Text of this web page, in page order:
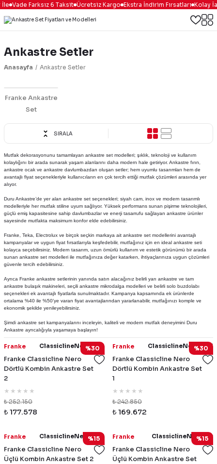
Vade Farksız 6 Taksit Ücretsiz Kargo Ekstra İndirim Fırsatları Kolay
Ankastre Setler
Anasayfa Ankastre Setler
Franke Ankastre
Set
SIRALA
Mutfak dekorasyonunu tamamlayan ankastre set modelleri; şıklık, teknoloji ve kullanım
kolaylığını bir arada sunarak yaşam alanlarını daha modern hale getiriyor. Ankastre fırın,
ankastre ocak ve ankastre davlumbazdan oluşan setler; hem uyumlu tasarımları hem de
avantajlı fiyat seçenekleriyle kullanıcıların en çok tercih ettiği mutfak çözümleri arasında yer
alıyor.
Duru Ankastre’de yer alan ankastre set seçenekleri; siyah cam, inox ve modern tasarımlı
modelleriyle her mutfak stiline uyum sağlıyor. Yüksek performans sunan pişirme teknolojileri,
güçlü emiş kapasitesine sahip davlumbazlar ve enerji tasarrufu sağlayan ankastre ürünler
sayesinde mutfakta maksimum konfor elde edebilirsiniz.
Franke, Teka, Electrolux ve birçok seçkin markaya ait ankastre set modellerini avantajlı
kampanyalar ve uygun fiyat fırsatlarıyla keşfedebilir, mutfağınız için en ideal ankastre seti
kolayca seçebilirsiniz. Modern tasarım, uzun ömürlü kullanım ve estetik görünümü bir arada
sunan ankastre set modelleri ile mutfağınıza değer katarken, ihtiyaçlarınıza uygun çözümleri
güvenle tercih edebilirsiniz.
Ayrıca Franke ankastre setlerinin yanında satın alacağınız belirli yarı ankastre ve tam
ankastre bulaşık makineleri, seçili ankastre mikrodalga modelleri ve belirli solo buzdolabı
seçenekleri ek avantajlı fiyatlarla sunulmaktadır. Kampanya kapsamında ek ürünlerde
ortalama %40 ile %50’ye varan fiyat avantajlarından yararlanabilir, mutfağınızı komple ve
ekonomik şekilde yenileyebilirsiniz.
Şimdi ankastre set kampanyalarını inceleyin, kaliteli ve modern mutfak deneyimini Duru
Ankastre ayrıcalığıyla yaşamaya başlayın!
%30
Franke ClassiclineNeroSet4
Franke Classicline Nero
Dörtlü Kombin Ankastre Set
2
₺ 252.150
₺ 177.578
%30
Franke ClassiclineNeroSet3
Franke Classicline Nero
Dörtlü Kombin Ankastre Set
1
₺ 242.850
₺ 169.672
%15
Franke ClassiclineNeroSet2
Franke Classicline Nero
Üçlü Kombin Ankastre Set 2
%15
Franke ClassiclineNeroSet
Franke Classicline Nero
Üçlü Kombin Ankastre Set